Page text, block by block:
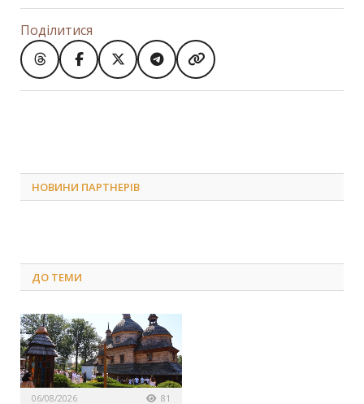
Поділитися
НОВИНИ ПАРТНЕРІВ
ДО ТЕМИ
06/08/2026 81